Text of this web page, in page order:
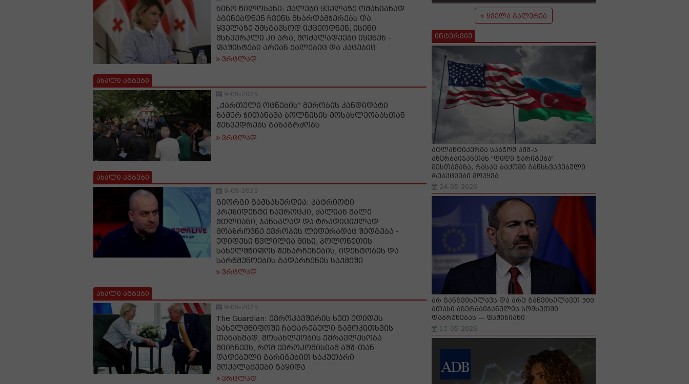
ნინო წილოსანი: ქალები ყველაზე ომახიანად
აგინებდნენ ჩვენს მხარდამჭერებს და
ყველაზე უმსგავსოდ იქცეოდნენ, ისინი
მსხვერპლი კი არა, მოძალადეები იყვნენ -
ფაშისტები არიან ქალებიც და კაცებიც
ვრცლად
ახალი ამბები
9-09-2025
„ქართული ოცნების“ მერობის კანდიდატი
ზამურ ჭითანავა ბოლნისის მოსახლეობასთან
შეხვედრებს განაგრძობს
ვრცლად
ახალი ამბები
9-09-2025
გიორგი გამსახურდია: პატრიოტი
პრეზიდენტი ნავროცკი, ძალიან მალე
მთლიანი, ჯანსაღად და ტრადიციულად
მოაზროვნე ევროპის ლიდერადაც შედგება -
უდიდესი წვლილია მისი, პოლონეთის
სახელმწიფოს შენარჩუნების, იდენტობის და
სარწმუნოების გადარჩენის საქმეში
ვრცლად
ახალი ამბები
9-09-2025
The Guardian: ევროკავშირის ხუთ უდიდეს
სახელმწიფოში ჩატარებული გამოკითხვის
თანახმად, მოსახლეობის უმრავლესობა
მიიჩნევს, რომ ევროკომისიამ აშშ-თან
დადებული გარიგებით საკუთარი
მოქალაქეები გაყიდა
ვრცლად
ყველა გალერეა
ინტერვიუ
ატლანტიკურმა საბჭომ აშშ-ს
აზერბაიჯანთან "დიდი გარიგება“
შესთავაზა, რასაც ბაქოში განსხვავებული
რეაქციები მოჰყვა
24-05-2026
არ განგვიხილავს და არც განვიხილავთ 300
ათასი აზერბაიჯანელის სომხეთში
დაბრუნებას — ფაშინიანი
13-05-2026